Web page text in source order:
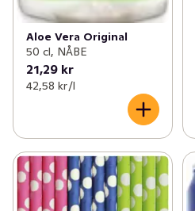
Aloe Vera Original
50 cl, NÅBE
21,29 kr
42,58 kr /l